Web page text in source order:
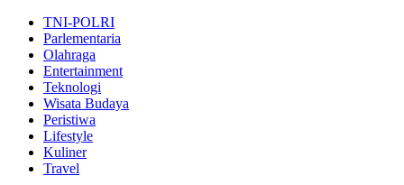
TNI-POLRI
Parlementaria
Olahraga
Entertainment
Teknologi
Wisata Budaya
Peristiwa
Lifestyle
Kuliner
Travel